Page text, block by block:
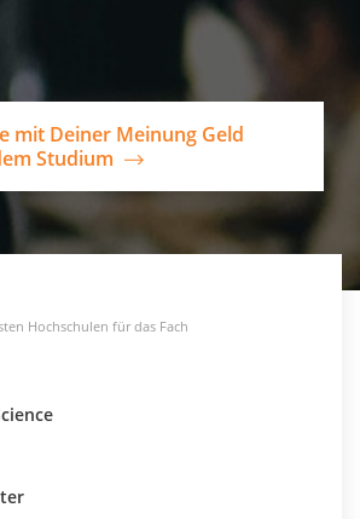
mit Deiner Meinung Geld
Studium
Hochschulen für das Fach